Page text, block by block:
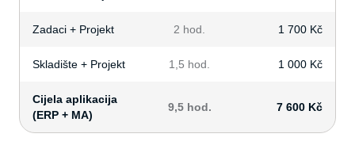
Zadaci + Projekt 2 hod. 1 700 Kč
Skladište + Projekt 1,5 hod. 1 000 Kč
Cijela aplikacija
(ERP + MA)
9,5 hod. 7 600 Kč